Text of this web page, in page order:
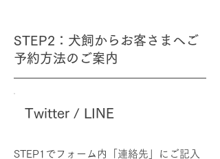
STEP2：犬飼からお客さまへご
予約方法のご案内
Twitter / LINE
STEP1でフォーム内「連絡先」にご記入